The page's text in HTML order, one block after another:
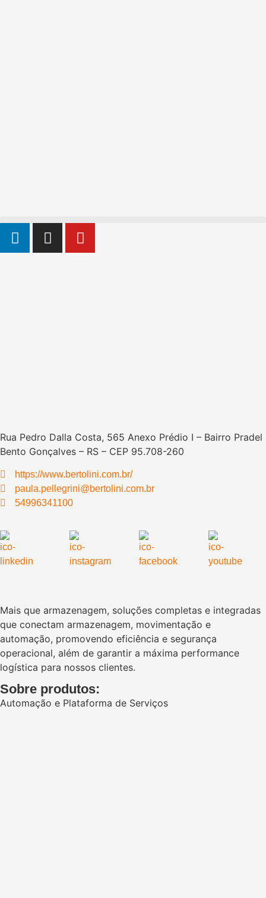
Rua Pedro Dalla Costa, 565 Anexo Prédio I – Bairro Pradel
Bento Gonçalves – RS – CEP 95.708-260
https://www.bertolini.com.br/
paula.pellegrini@bertolini.com.br
54996341100
Mais que armazenagem, soluções completas e integradas
que conectam armazenagem, movimentação e
automação, promovendo eficiência e segurança
operacional, além de garantir a máxima performance
logística para nossos clientes.
Sobre produtos:
Automação e Plataforma de Serviços